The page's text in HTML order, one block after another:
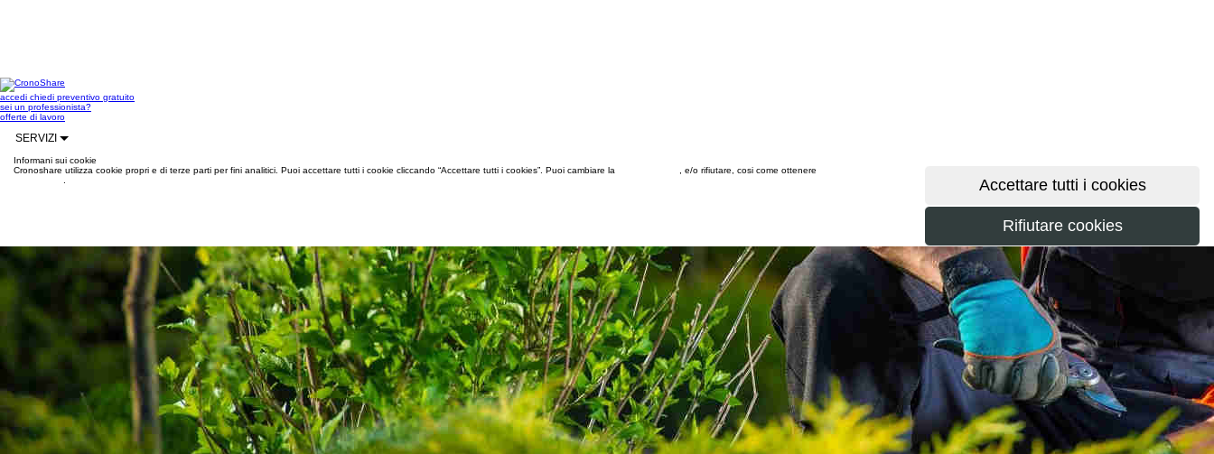
accedi chiedi preventivo gratuito
sei un professionista?
offerte di lavoro
SERVIZI
Informani sui cookie
Cronoshare utilizza cookie propri e di terze parti per fini analitici. Puoi accettare tutti i cookie cliccando “Accettare tutti i cookies”. Puoi cambiare la
, e/o rifiutare, cosi come ottenere